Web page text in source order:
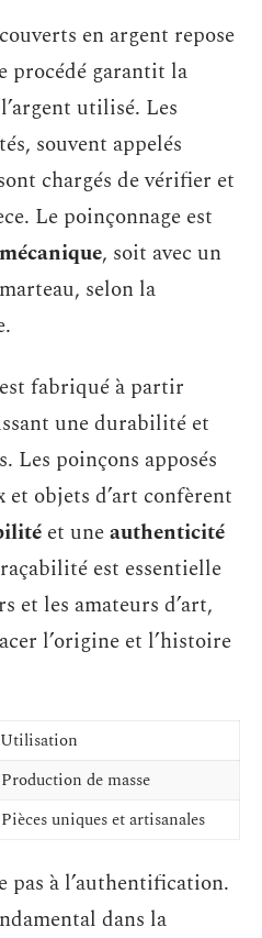
en argent repose
procédé garantit la
utilisé. Les
souvent appelés
chargés de vérifier et
Le poinçonnage est
, soit avec un
selon la
est fabriqué à partir
une durabilité et
Les poinçons apposés
objets d’art confèrent
et uneauthenticité
est essentielle
et les amateurs d’art,
l’origine et l’histoire
Utilisation
Production de masse
Pièces uniques et artisanales
pas à l’authentification.
dans la